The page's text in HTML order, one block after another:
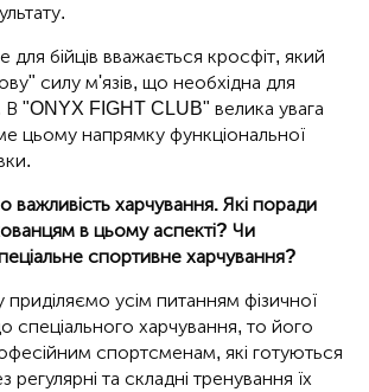
бійців вважається кросфіт, який
силу м'язів, що необхідна для
В "ONYX FIGHT CLUB" велика увага
цьому напрямку функціональної
важливість харчування. Які поради
в цьому аспекті? Чи
спортивне харчування?
приділяємо усім питанням фізичної
спеціального харчування, то його
спортсменам, які готуються
регулярні та складні тренування їх